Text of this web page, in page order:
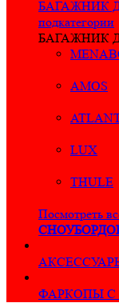
БАГАЖНИК
подкатегории
БАГАЖНИК
AMOS
LUX
THULE
Посмотреть
ФАРКОПЫ С